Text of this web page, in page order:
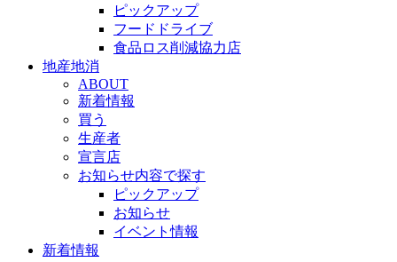
ピックアップ
フードドライブ
食品ロス削減協力店
地産地消
ABOUT
新着情報
買う
生産者
宣言店
お知らせ内容で探す
ピックアップ
お知らせ
イベント情報
新着情報